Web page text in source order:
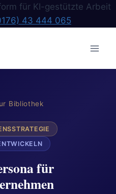
für KI-gestützte Arbeit
43 444 065
Bibliothek
für